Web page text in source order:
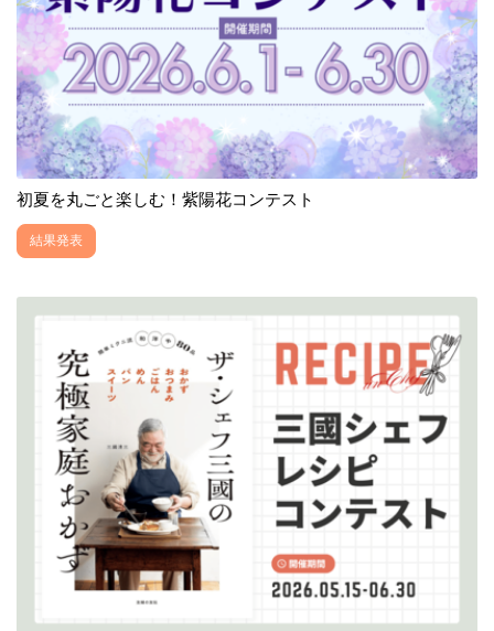
初夏を丸ごと楽しむ！紫陽花コンテスト
結果発表